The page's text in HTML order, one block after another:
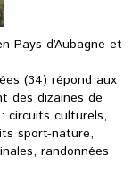
Pays d’Aubagne et
(34) répond aux
des dizaines de
circuits culturels,
sport-nature,
randonnées